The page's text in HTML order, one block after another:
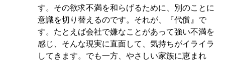
す。その欲求不満を和らげるために、別のことに
意識を切り替えるのです。それが、『代償』で
す。たとえば会社で嫌なことがあって強い不満を
感じ、そんな現実に直面して、気持ちがイライラ
してきます。でも一方、やさしい家族に恵まれ